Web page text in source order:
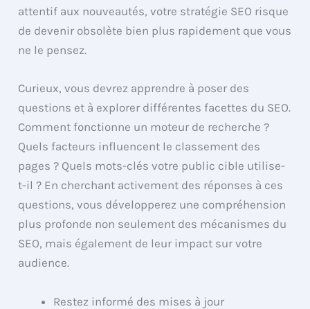
attentif aux nouveautés, votre stratégie SEO risque
de devenir obsolète bien plus rapidement que vous
ne le pensez.
Curieux, vous devrez apprendre à poser des
questions et à explorer différentes facettes du SEO.
Comment fonctionne un moteur de recherche ?
Quels facteurs influencent le classement des
pages ? Quels mots-clés votre public cible utilise-
t-il ? En cherchant activement des réponses à ces
questions, vous développerez une compréhension
plus profonde non seulement des mécanismes du
SEO, mais également de leur impact sur votre
audience.
Restez informé des mises à jour